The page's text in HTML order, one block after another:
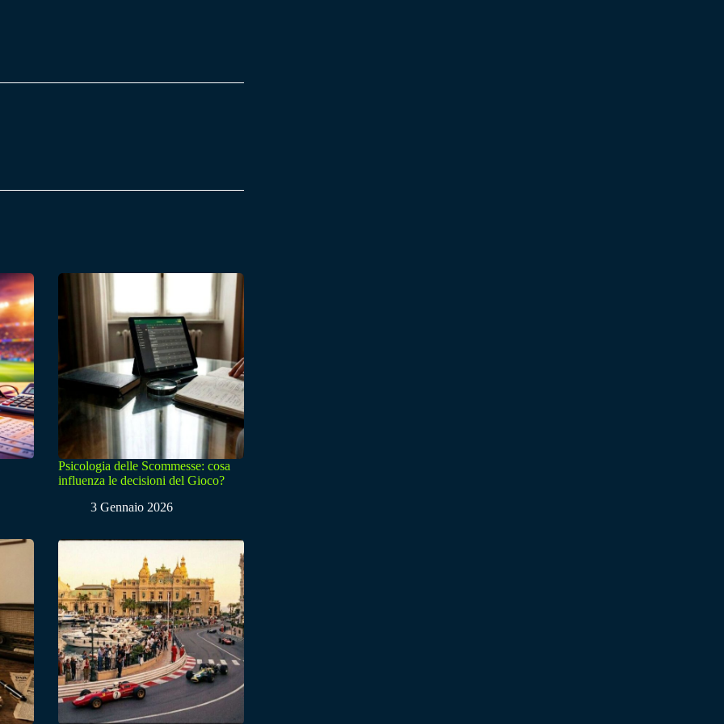
Psicologia delle Scommesse: cosa
influenza le decisioni del Gioco?
3 Gennaio 2026